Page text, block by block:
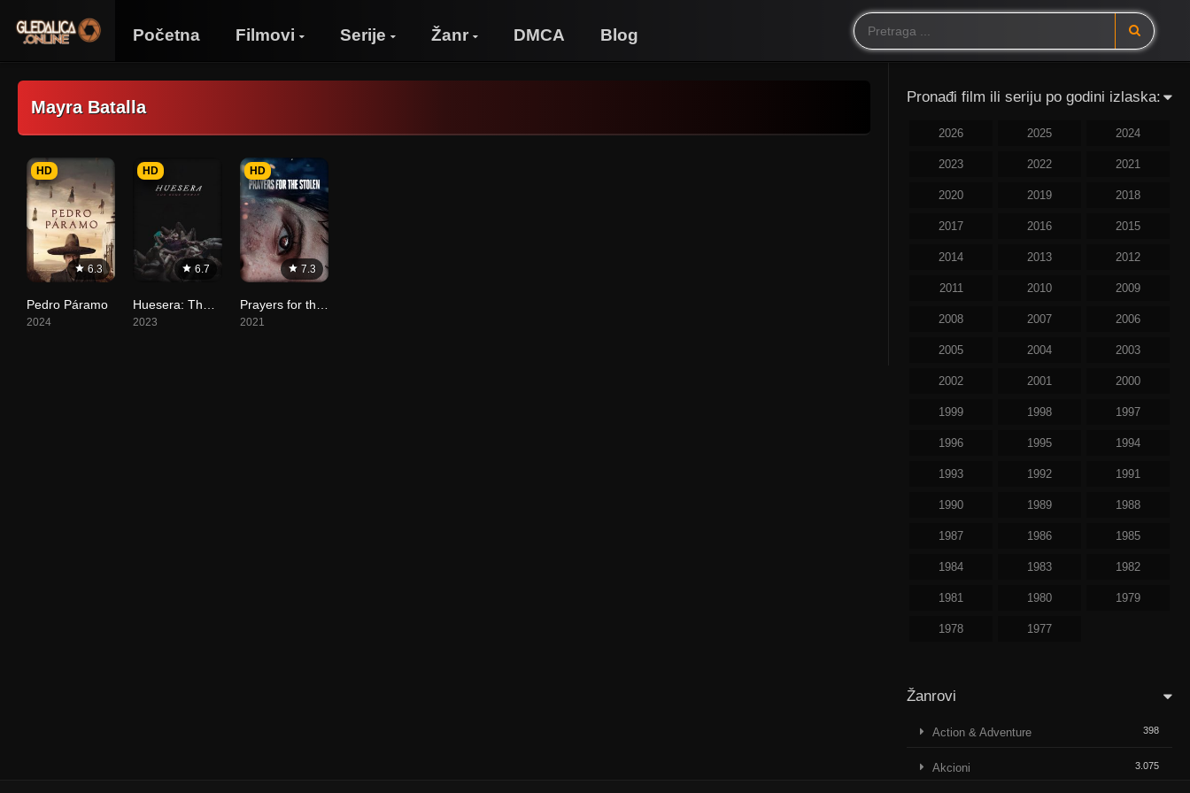
Početna Filmovi Serije Žanr DMCA Blog
Mayra Batalla
6.3
HD
Pedro Páramo
2024
6.7
HD
2023
7.3
HD
2021
Pronađi film ili seriju po godini izlaska:
2026 2025 2024
2023 2022 2021
2020 2019 2018
2017 2016 2015
2014 2013 2012
2011 2010 2009
2008 2007 2006
2005 2004 2003
2002 2001 2000
1999 1998 1997
1996 1995 1994
1993 1992 1991
1990 1989 1988
1987 1986 1985
1984 1983 1982
1981 1980 1979
1978 1977
Žanrovi
Action & Adventure 398
Akcioni 3.075